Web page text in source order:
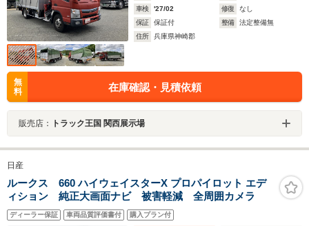
車検
'27/02 修復
なし
保証
保証付 整備
法定整備無
住所
兵庫県神崎郡
無
料
在庫確認・見積依頼
販売店： トラック王国 関西展示場
日産
ルークス 660 ハイウェイスターX プロパイロット エデ
ィション 純正大画面ナビ 被害軽減 全周囲カメラ
ディーラー保証 車両品質評価書付 購入プラン付